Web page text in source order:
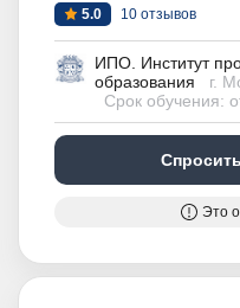
5.0 10 отзывов
ИПО. Институт
образования
г.
Срок обучения:
Это